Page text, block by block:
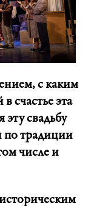
с каким
счастье эта
эту свадьбу
по традиции
числе и